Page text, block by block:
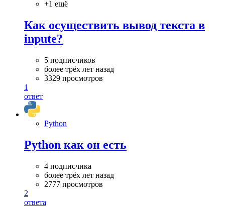
+1 ещё
Как осуществить вывод текста в
inpute?
5 подписчиков
более трёх лет назад
3329 просмотров
1
ответ
Python
Python как он есть
4 подписчика
более трёх лет назад
2777 просмотров
2
ответа